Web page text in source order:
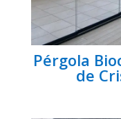
Pérgola
de